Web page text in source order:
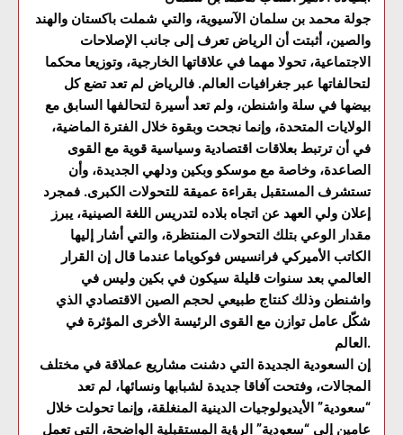
جولة محمد بن سلمان الآسيوية، والتي شملت باكستان والهند
والصين، أثبتت أن الرياض تعرف إلى جانب الإصلاحات
الاجتماعية، تحولا مهما في علاقاتها الخارجية، وتوزيعا محكما
لتحالفاتها عبر جغرافيات العالم. فالرياض لم تعد تضع كل
بيضها في سلة واشنطن، ولم تعد أسيرة لتحالفها السابق مع
الولايات المتحدة، وإنما نجحت وبقوة خلال الفترة الماضية،
في أن ترتبط بعلاقات اقتصادية وسياسية قوية مع القوى
الصاعدة، وخاصة مع موسكو وبكين ودلهي الجديدة، وأن
تستشرف المستقبل بقراءة عميقة للتحولات الكبرى. فمجرد
إعلان ولي العهد عن اتجاه بلاده لتدريس اللغة الصينية، يبرز
مقدار الوعي بتلك التحولات المنتظرة، والتي أشار إليها
الكاتب الأميركي فرانسيس فوكوياما عندما قال إن القرار
العالمي بعد سنوات قليلة سيكون في بكين وليس في
واشنطن وذلك كنتاج طبيعي لحجم الصين الاقتصادي الذي
شكّل عامل توازن مع القوى الرئيسة الأخرى المؤثرة في
العالم.
إن السعودية الجديدة التي دشنت مشاريع عملاقة في مختلف
المجالات، وفتحت آفاقا جديدة لشبابها ونسائها، لم تعد
“سعودية” الأيديولوجيات الدينية المنغلقة، وإنما تحولت خلال
عامين إلى “سعودية” الرؤية المستقبلية الواضحة، التي تعمل